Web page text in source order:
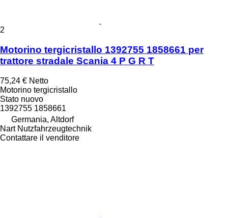
2
Motorino tergicristallo 1392755 1858661 per
trattore stradale Scania 4 P G R T
75,24 € Netto
Motorino tergicristallo
Stato nuovo
1392755 1858661
Germania, Altdorf
Nart Nutzfahrzeugtechnik
Contattare il venditore